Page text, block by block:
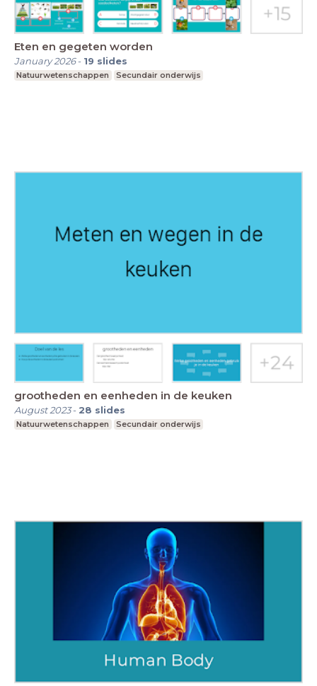
Eten en gegeten worden
January 2026- 19 slides
Natuurwetenschappen Secundair onderwijs
grootheden en eenheden in de keuken
August 2023- 28 slides
Natuurwetenschappen Secundair onderwijs